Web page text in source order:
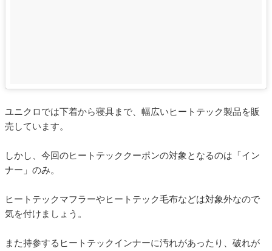
ユニクロでは下着から寝具まで、幅広いヒートテック製品を販
売しています。
しかし、今回のヒートテッククーポンの対象となるのは「イン
ナー」のみ。
ヒートテックマフラーやヒートテック毛布などは対象外なので
気を付けましょう。
また持参するヒートテックインナーに汚れがあったり、破れが